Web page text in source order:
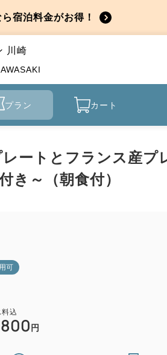
宿泊料金がお得！
川崎
プラン カート
ートとフランス産プ
き～（朝食付）
可
込
円